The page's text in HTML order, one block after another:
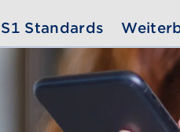
Standards